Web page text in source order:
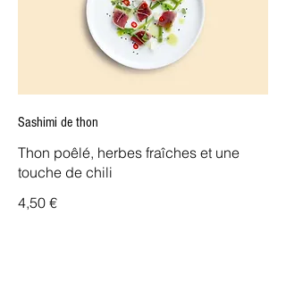
Sashimi de thon
Thon poêlé, herbes fraîches et une
touche de chili
4,50 €